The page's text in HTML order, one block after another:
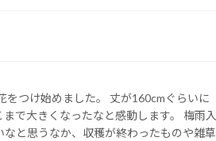
をつけ始めました。 丈が160cmぐらいに
で大きくなったなと感動します。 梅雨入
なと思うなか、収穫が終わったものや雑草